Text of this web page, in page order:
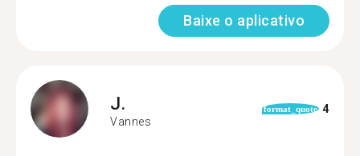
Baixe o aplicativo
J.
Vannes
format_quote 4